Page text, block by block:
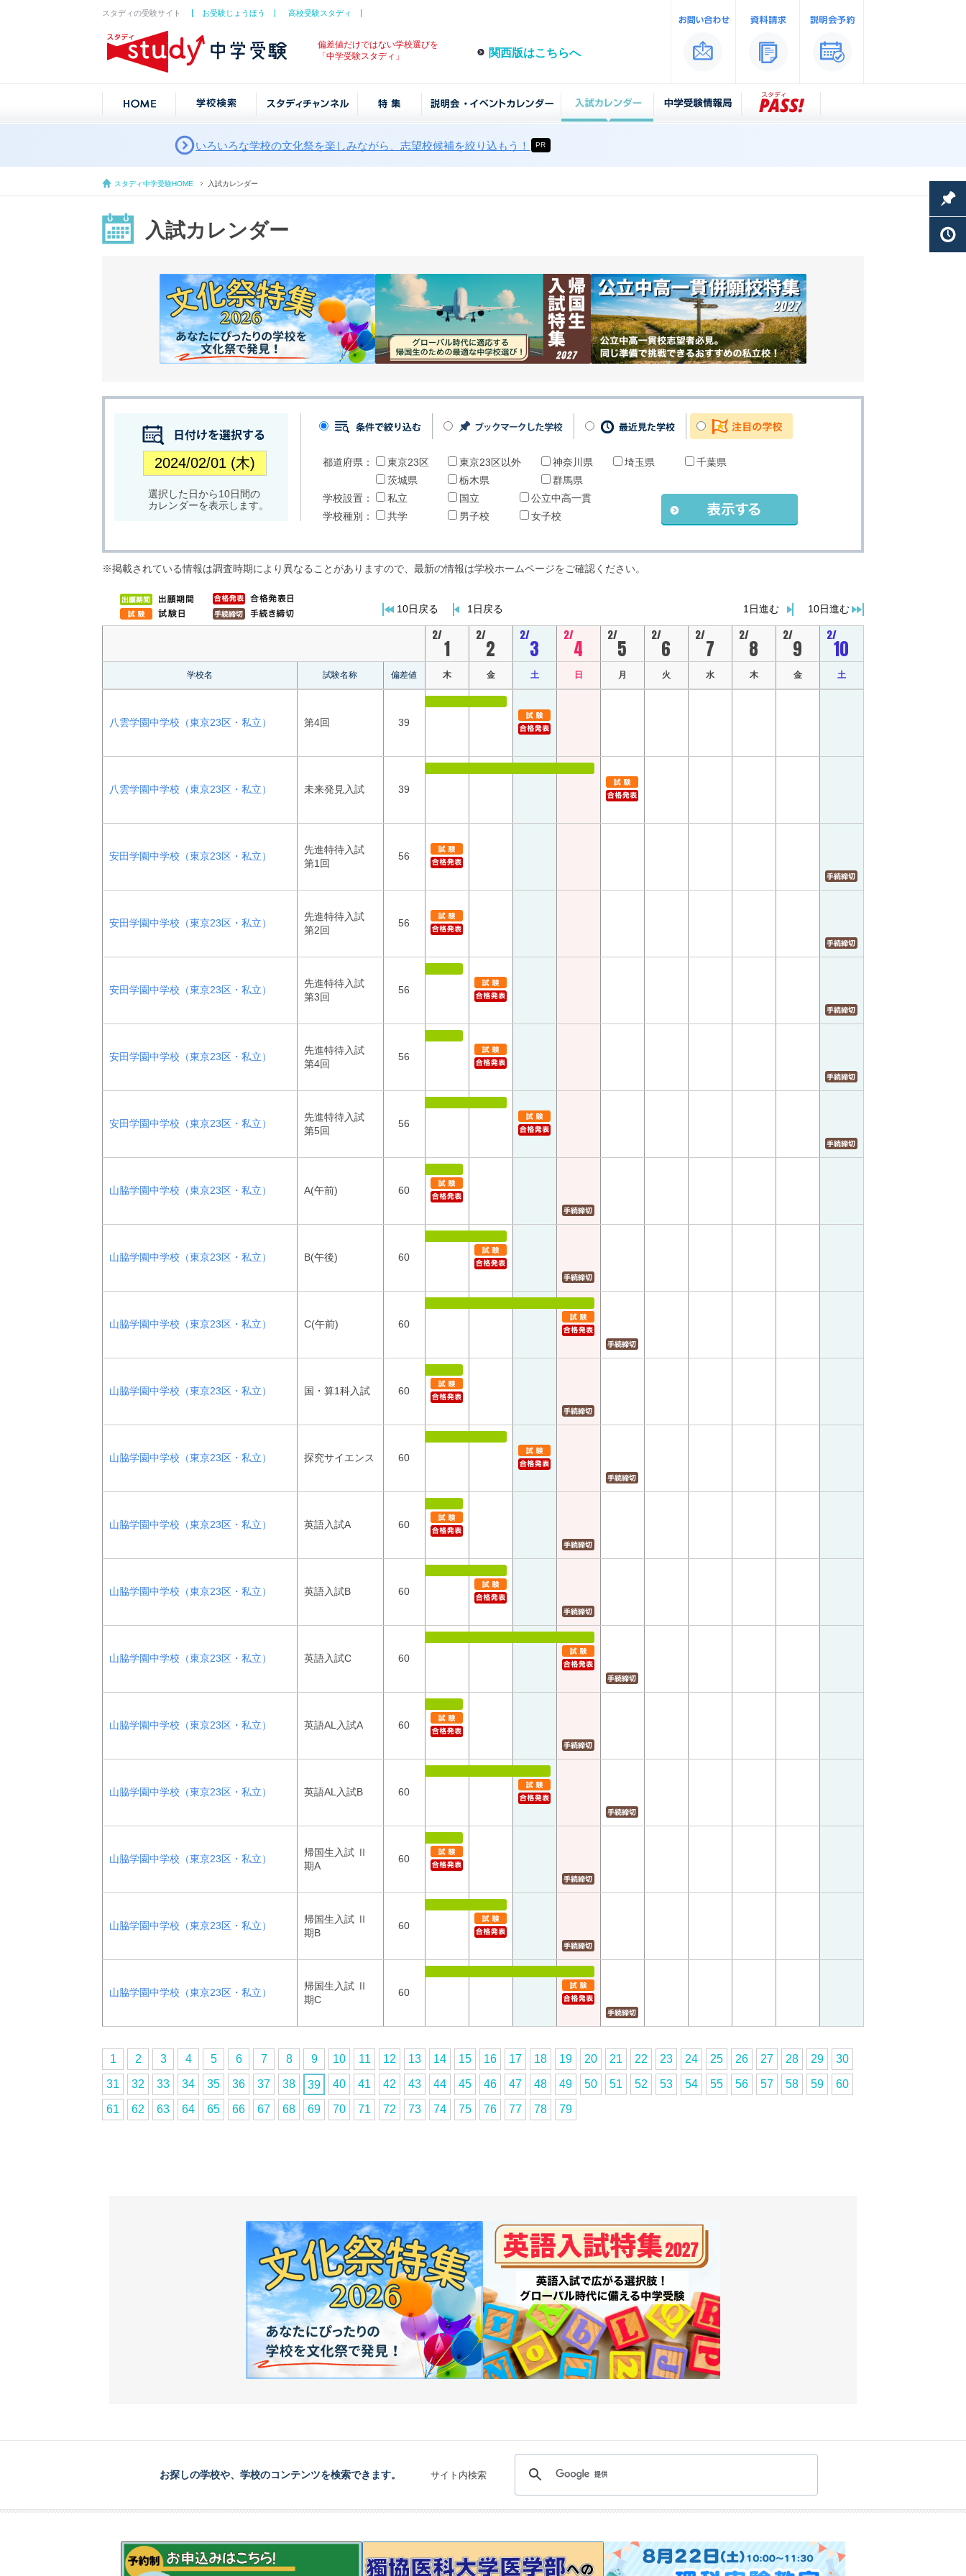
スタディの受験サイト お受験じょうほう 高校受験スタディ
偏差値だけではない学校選びを
「中学受験スタディ」
関西版はこちらへ
いろいろな学校の文化祭を楽しみながら、志望校候補を絞り込もう！ PR
スタディ中学受験HOME 入試カレンダー
入試カレンダー
選択した日から10日間の
カレンダーを表示します。
都道府県： 東京23区 東京23区以外 神奈川県 埼玉県
千葉県
茨城県
栃木県
群馬県
学校設置：
私立 国立
公立中高一貫
学校種別：
共学 男子校 女子校
※掲載されている情報は調査時期により異なることがありますので、最新の情報は学校ホームページをご確認ください。
10日戻る 1日戻る 10日進む
1日進む
2/
1
2/
2
2/
3
2/
4
2/
5
2/
6
2/
7
2/
8
2/
9
2/
10
学校名 試験名称 偏差値 木 金 土 日 月 火 水 木 金 土
八雲学園中学校（東京23区・私立） 第4回 39
八雲学園中学校（東京23区・私立） 未来発見入試 39
安田学園中学校（東京23区・私立）
先進特待入試
第1回
56
安田学園中学校（東京23区・私立）
先進特待入試
第2回
56
安田学園中学校（東京23区・私立）
先進特待入試
第3回
56
安田学園中学校（東京23区・私立）
先進特待入試
第4回
56
安田学園中学校（東京23区・私立）
先進特待入試
第5回
56
山脇学園中学校（東京23区・私立） A(午前) 60
山脇学園中学校（東京23区・私立） B(午後) 60
山脇学園中学校（東京23区・私立） C(午前) 60
山脇学園中学校（東京23区・私立） 国・算1科入試 60
山脇学園中学校（東京23区・私立） 探究サイエンス 60
山脇学園中学校（東京23区・私立） 英語入試A 60
山脇学園中学校（東京23区・私立） 英語入試B 60
山脇学園中学校（東京23区・私立） 英語入試C 60
山脇学園中学校（東京23区・私立） 英語AL入試A 60
山脇学園中学校（東京23区・私立） 英語AL入試B 60
山脇学園中学校（東京23区・私立）
帰国生入試 Ⅱ
期A
60
山脇学園中学校（東京23区・私立）
帰国生入試 Ⅱ
期B
60
山脇学園中学校（東京23区・私立）
帰国生入試 Ⅱ
期C
60
1 2 3 4 5 6 7 8 9 10 11 12 13 14 15 16 17 18 19 20 21 22 23 24 25 26 27 28 29 30
31 32 33 34 35 36 37 38 39 40 41 42 43 44 45 46 47 48 49 50 51 52 53 54 55 56 57 58 59 60
61 62 63 64 65 66 67 68 69 70 71 72 73 74 75 76 77 78 79
お探しの学校や、学校のコンテンツを検索できます。 サイト内検索